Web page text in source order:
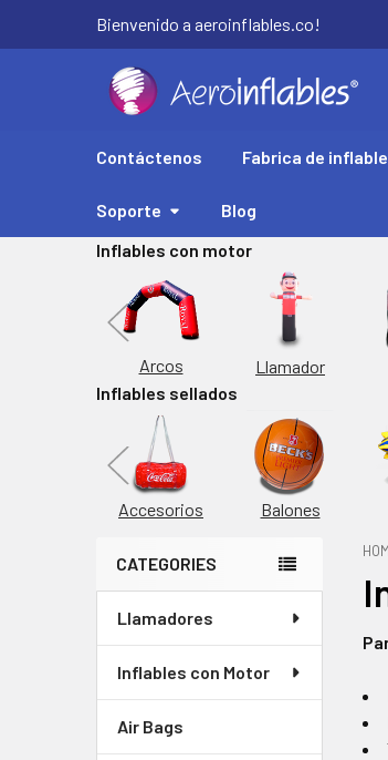
Bienvenido a aeroinflables.co!
Contáctenos Fabrica de
Soporte
Blog
Inflables con motor
Arcos Llamador
Inflables sellados
Accesorios Balones
Barra
lateral
CATEGORIES
Llamadores
Inflables con Motor
Air Bags